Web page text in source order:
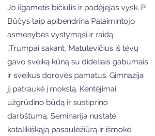
Jo ilgametis bičiulis ir padėjėjas vysk. P.
Būčys taip apibendrina Palaimintojo
asmenybės vystymąsi ir raidą:
„Trumpai sakant, Matulevičius iš tėvų
gavo sveiką kūną su dideliais gabumais
ir sveikus dorovės pamatus. Gimnazija
jį patraukė į mokslą. Kentėjimai
užgrūdino būdą ir sustiprino
darbštumą. Seminarija nustatė
katalikiškąją pasaulėžiūrą ir išmokė